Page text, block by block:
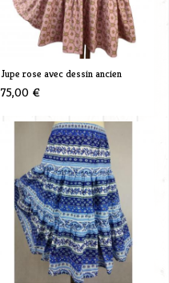
Jupe rose avec dessin ancien
75,00 €